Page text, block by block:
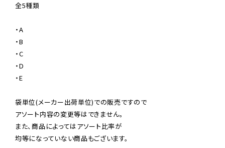
全5種類
・A
・B
・C
・D
・E
袋単位(メーカー出荷単位)での販売ですので
アソート内容の変更等はできません。
また、商品によってはアソート比率が
均等になっていない商品もございます。